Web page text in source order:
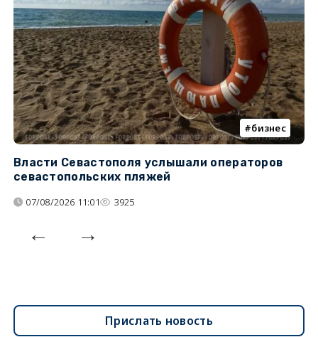
бизнес
Власти Севастополя услышали операторов
севастопольских пляжей
07/08/2026 11:01 3925
Прислать новость